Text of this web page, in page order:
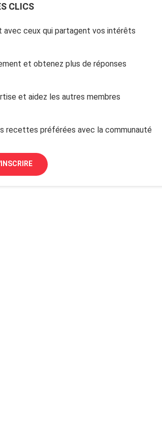
CLICS
avec ceux qui partagent vos intérêts
et obtenez plus de réponses
et aidez les autres membres
recettes préférées avec la communauté